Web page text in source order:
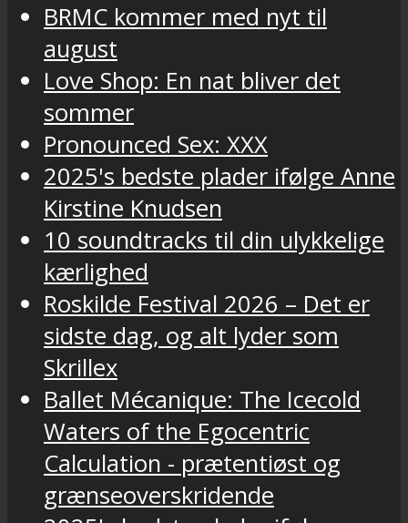
BRMC kommer med nyt til
august
Love Shop: En nat bliver det
sommer
Pronounced Sex: XXX
2025's bedste plader ifølge Anne
Kirstine Knudsen
10 soundtracks til din ulykkelige
kærlighed
Roskilde Festival 2026 – Det er
sidste dag, og alt lyder som
Skrillex
Ballet Mécanique: The Icecold
Waters of the Egocentric
Calculation - prætentiøst og
grænseoverskridende